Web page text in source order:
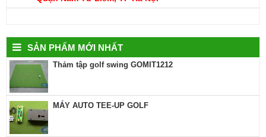
SẢN PHẨM MỚI NHẤT
Thảm tập golf swing GOMIT1212
MÁY AUTO TEE-UP GOLF